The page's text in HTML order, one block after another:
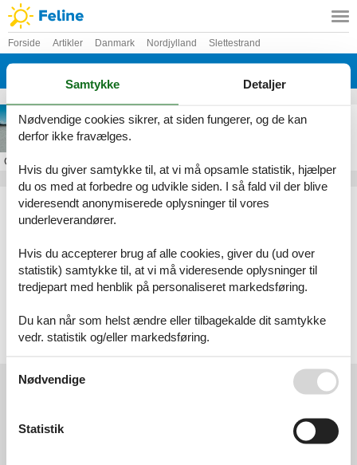
Forside Artikler Danmark Nordjylland Slettestrand
Kollerup
Sommerhus i Kollerup
Om
Artikeltyper
Alle
Geografier
Alle
Nordjylland
Slettestrand
Samtykke Detaljer
Nødvendige cookies sikrer, at siden fungerer, og de kan
derfor ikke fravælges.
Hvis du giver samtykke til, at vi må opsamle statistik, hjælper
du os med at forbedre og udvikle siden. I så fald vil der blive
videresendt anonymiserede oplysninger til vores
underleverandører.
Hvis du accepterer brug af alle cookies, giver du (ud over
statistik) samtykke til, at vi må videresende oplysninger til
tredjepart med henblik på personaliseret markedsføring.
Du kan når som helst ændre eller tilbagekalde dit samtykke
vedr. statistik og/eller markedsføring.
Nødvendige
Statistik